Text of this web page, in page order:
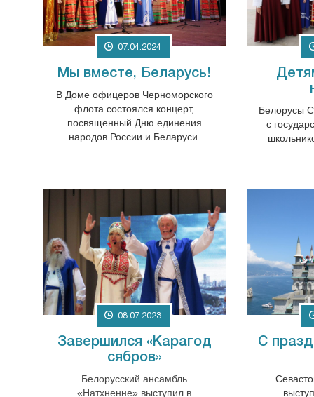
07.04.2024
Мы вместе, Беларусь!
В Доме офицеров Черноморского
флота состоялся концерт,
посвященный Дню единения
народов России и Беларуси.
Белорусы
с
08.07.2023
Завершился «Карагод
сябров»
Белорусский ансамбль
«Натхненне» выступил в
С